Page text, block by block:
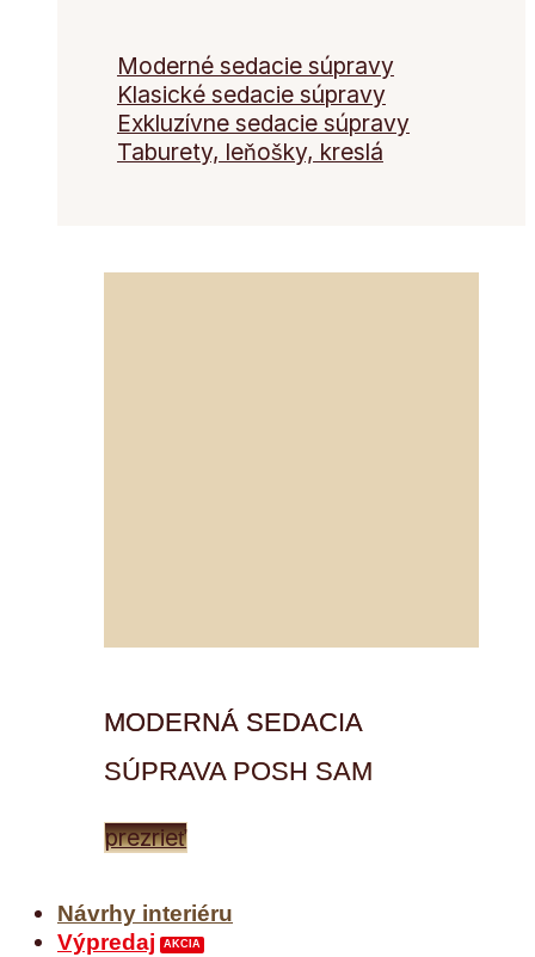
Moderné sedacie súpravy
Klasické sedacie súpravy
Exkluzívne sedacie súpravy
Taburety, leňošky, kreslá
MODERNÁ SEDACIA
SÚPRAVA POSH SAM
prezrieť
Návrhy interiéru
Výpredaj